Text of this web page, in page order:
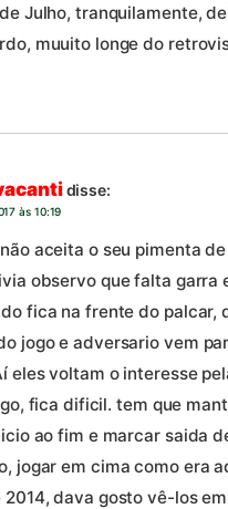
Julho, tranquilamente,
muuito longe do
disse:
às 10:19
aceita o seu pimenta
observo que falta garra
fica na frente do palcar,
jogo e adversario vem
eles voltam o interesse
fica dificil. tem que
ao fim e marcar saida
jogar em cima como era
2014, dava gosto vê-los